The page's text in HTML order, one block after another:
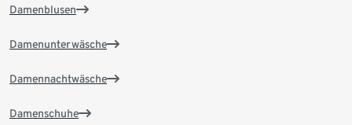
Damenblusen
Damenunterwäsche
Damennachtwäsche
Damenschuhe